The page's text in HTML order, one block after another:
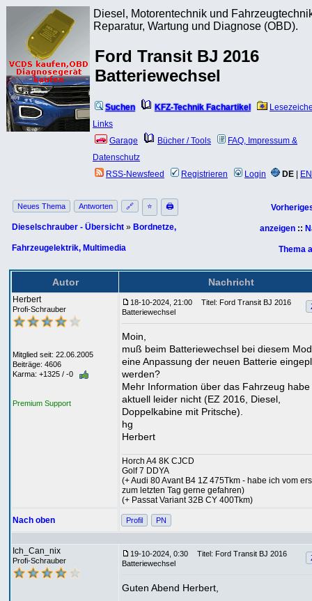
Diesel, Motorentechnik und
Reparatur, Wartung und Diagnose (OBD).
Ford Transit BJ 2016
Batteriewechsel
Suchen KFZ-Technik Fachartikel
Links
Garage
Bücher / Tools
FAQ, Impressum &
Datenschutz
RSS-Newsfeed
Registrieren Login DE EN
Neues Thema Antworten 🔗 ⭐ 🖨
Dieselschrauber - Übersicht » Bordnetze,
Fahrzeugelektrik, Multimedia
anzeigen ::
Thema
Autor Nachricht
Herbert
Profi-Schrauber
Mitglied seit: 22.06.2005
Beiträge: 4606
Karma: +1325 / -0
Premium Support
18-10-2024, 21:00
Titel: Ford Transit BJ 2016
Batteriewechsel
Moin,
muß beim Batteriewechsel bei diesem
eine Anpassung der neuen Batterie
werden?
Mehr Information über das Fahrzeug habe
aktuell leider nicht (EZ 2016, Diesel,
Doppelkabine mit Pritsche).
hg
Herbert
Horch A4 8K CJCD
Golf 7 DDYA
(+ Audi 80 Avant B4 1Z 475Tkm - habe ich vom
zum letzten Tag gerne gefahren)
(+ Passat Variant 32B CY 400Tkm)
Nach oben Profil PN
Ich_Can_nix
Profi-Schrauber
19-10-2024, 0:30
Titel: Ford Transit BJ 2016
Batteriewechsel
Guten Abend Herbert,